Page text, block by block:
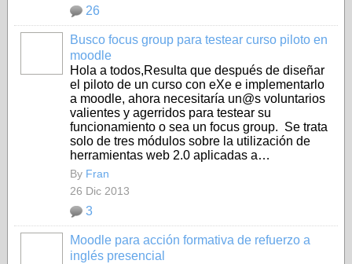
26
Busco focus group para testear curso piloto en
moodle
Hola a todos,Resulta que después de diseñar
el piloto de un curso con eXe e implementarlo
a moodle, ahora necesitaría un@s voluntarios
valientes y agerridos para testear su
funcionamiento o sea un focus group. Se trata
solo de tres módulos sobre la utilización de
herramientas web 2.0 aplicadas a…
By Fran
26 Dic 2013
3
Moodle para acción formativa de refuerzo a
inglés presencial